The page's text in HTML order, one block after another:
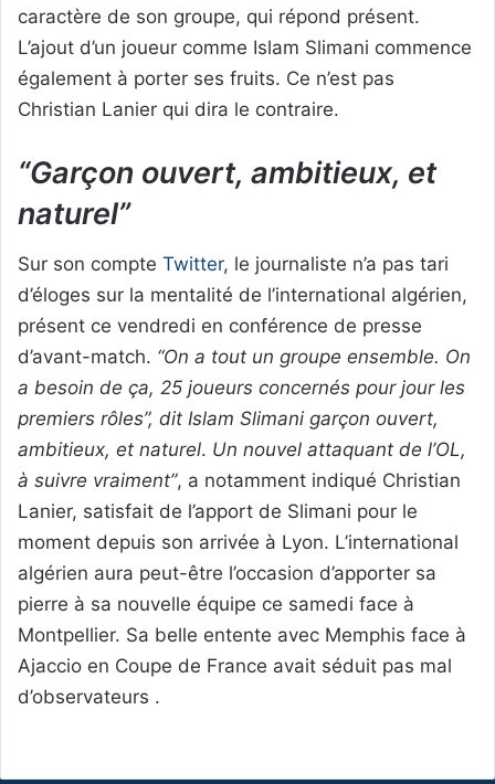
caractère de son groupe, qui répond présent.
L’ajout d’un joueur comme Islam Slimani commence
également à porter ses fruits. Ce n’est pas
Christian Lanier qui dira le contraire.
“Garçon ouvert, ambitieux, et
naturel”
Sur son compte Twitter, le journaliste n’a pas tari
d’éloges sur la mentalité de l’international algérien,
présent ce vendredi en conférence de presse
d’avant-match. “On a tout un groupe ensemble. On
a besoin de ça, 25 joueurs concernés pour jour les
premiers rôles”, dit Islam Slimani garçon ouvert,
ambitieux, et naturel. Un nouvel attaquant de l’OL,
à suivre vraiment”, a notamment indiqué Christian
Lanier, satisfait de l’apport de Slimani pour le
moment depuis son arrivée à Lyon. L’international
algérien aura peut-être l’occasion d’apporter sa
pierre à sa nouvelle équipe ce samedi face à
Montpellier. Sa belle entente avec Memphis face à
Ajaccio en Coupe de France avait séduit pas mal
d’observateurs .